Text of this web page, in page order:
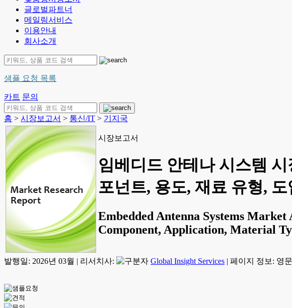
글로벌파트너
메일링서비스
이용안내
회사소개
샘플 요청 목록
카트 문의
홈 > 시장보고서 > 통신/IT > 기지국
시장보고서
임베디드 안테나 시스템 시
포넌트, 용도, 재료 유형,
Embedded Antenna Systems Market
Component, Application, Material
발행일: 2026년 03월 | 리서치사: Global Insight Services | 페이지 정보: 영문